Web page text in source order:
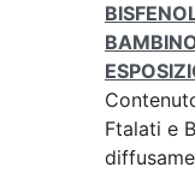
Ftalati e